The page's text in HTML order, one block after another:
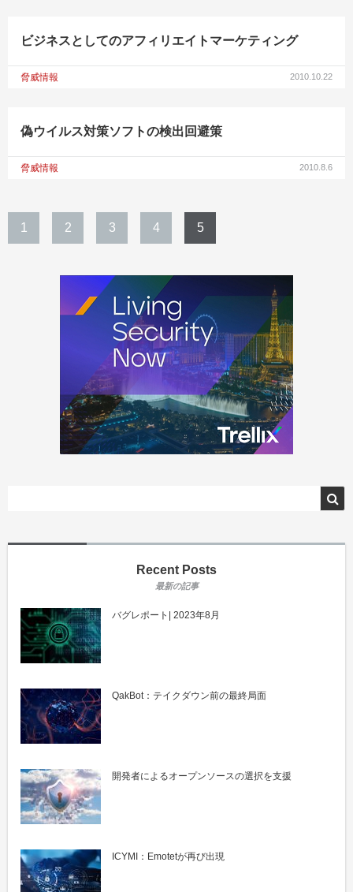
ビジネスとしてのアフィリエイトマーケティング
脅威情報 2010.10.22
偽ウイルス対策ソフトの検出回避策
脅威情報 2010.8.6
1 2 3 4 5
Recent Posts
バグレポート| 2023年8月
QakBot：テイクダウン前の最終局面
開発者によるオープンソースの選択を支援
ICYMI：Emotetが再び出現